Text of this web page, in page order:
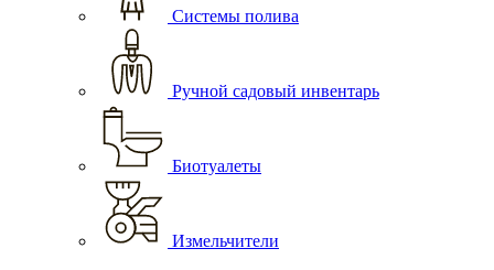
Системы полива
Ручной садовый инвентарь
Биотуалеты
Измельчители